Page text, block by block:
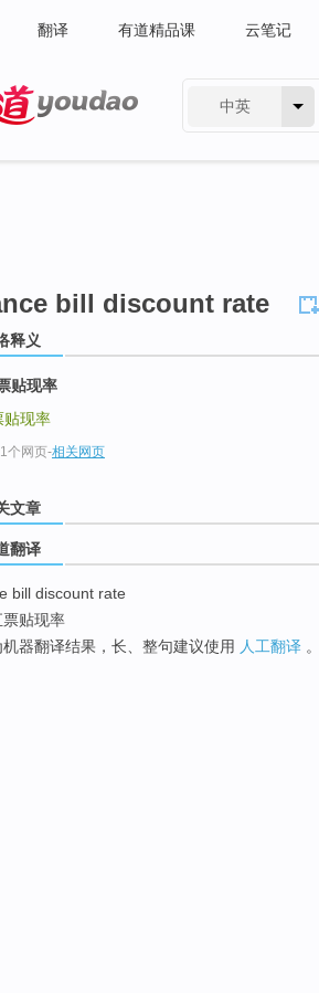
翻译 有道精品课 云笔记
中英
bill discount rate
释义
贴现率
贴现率
个网页-相关网页
文章
翻译
bill discount rate
贴现率
机器翻译结果，长、整句建议使用 人工翻译